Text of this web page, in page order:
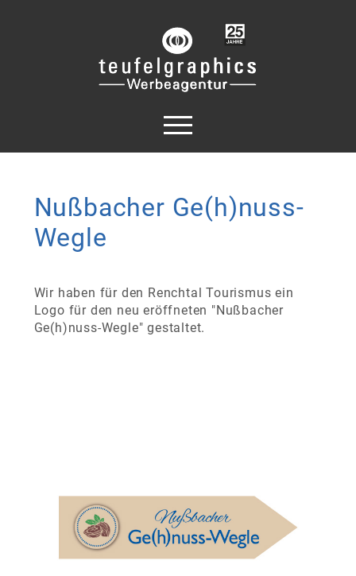
Nußbacher Ge(h)nuss-
Wegle
Wir haben für den Renchtal Tourismus ein
Logo für den neu eröffneten "Nußbacher
Ge(h)nuss-Wegle" gestaltet.